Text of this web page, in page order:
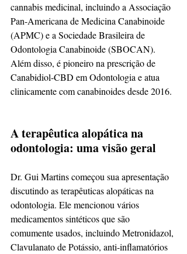
cannabis medicinal, incluindo a Associação
Pan-Americana de Medicina Canabinoide
(APMC) e a Sociedade Brasileira de
Odontologia Canabinoide (SBOCAN).
Além disso, é pioneiro na prescrição de
Canabidiol-CBD em Odontologia e atua
clinicamente com canabinoides desde 2016.
A terapêutica alopática na
odontologia: uma visão geral
Dr. Gui Martins começou sua apresentação
discutindo as terapêuticas alopáticas na
odontologia. Ele mencionou vários
medicamentos sintéticos que são
comumente usados, incluindo Metronidazol,
Clavulanato de Potássio, anti-inflamatórios